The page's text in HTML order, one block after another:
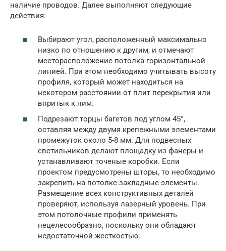
наличие проводов. Далее выполняют следующие
действия:
Выбирают угол, расположенный максимально
низко по отношению к другим, и отмечают
месторасположение потолка горизонтальной
линией. При этом необходимо учитывать высоту
профиля, который может находиться на
некотором расстоянии от плит перекрытия или
впритык к ним.
Подрезают торцы багетов под углом 45°,
оставляя между двумя крепежными элементами
промежуток около 5-8 мм. Для подвесных
светильников делают площадку из фанеры и
устанавливают точеные коробки. Если
проектом предусмотрены шторы, то необходимо
закрепить на потолке закладные элементы.
Размещение всех конструктивных деталей
проверяют, используя лазерный уровень. При
этом потолочные профили применять
нецелесообразно, поскольку они обладают
недостаточной жесткостью.